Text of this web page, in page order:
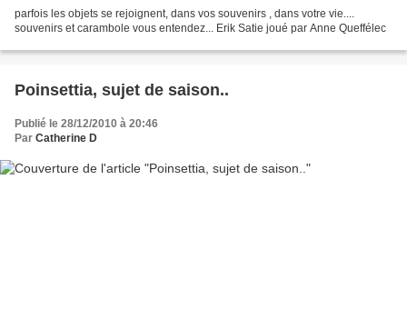
parfois les objets se rejoignent, dans vos souvenirs , dans votre vie....
souvenirs et carambole vous entendez... Erik Satie joué par Anne Queffélec
Poinsettia, sujet de saison..
Publié le 28/12/2010 à 20:46
Par Catherine D